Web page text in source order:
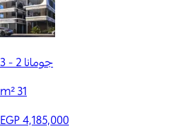
جومانا 2 - 3
31
m²
EGP 4,185,000